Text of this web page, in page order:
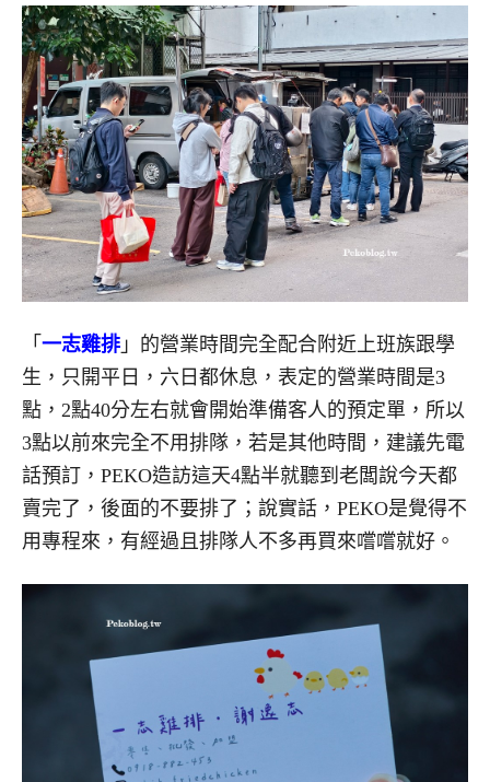
「 一志雞排 」的營業時間完全配合附近上班族跟學
生，只開平日，六日都休息，表定的營業時間是3
點，2點40分左右就會開始準備客人的預定單，所以
3點以前來完全不用排隊，若是其他時間，建議先電
話預訂，PEKO造訪這天4點半就聽到老闆說今天都
賣完了，後面的不要排了；說實話，PEKO是覺得不
用專程來，有經過且排隊人不多再買來嚐嚐就好。